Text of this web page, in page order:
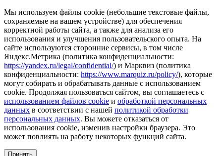
Мы используем файлы cookie (небольшие текстовые файлы,
сохраняемые на вашем устройстве) для обеспечения
корректной работы сайта, а также для анализа его
использования и улучшения пользовательского опыта. На
сайте используются сторонние сервисы, в том числе
Яндекс.Метрика (политика конфиденциальности:
https://yandex.ru/legal/confidential/) и Марквиз (политика
конфиденциальности: https://www.marquiz.ru/policy/), которые
могут собирать и обрабатывать данные с использованием
cookie. Продолжая пользоваться сайтом, вы соглашаетесь с
использованием файлов cookie и обработкой персональных
данных в соответствии с нашей политикой обработки
персональных данных. Вы можете отказаться от
использования cookie, изменив настройки браузера. Это
может повлиять на работу некоторых функций сайта.
Принять